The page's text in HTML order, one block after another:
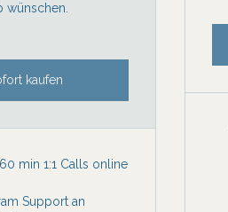
wünschen.
kaufen
min 1:1 Calls online
Support an